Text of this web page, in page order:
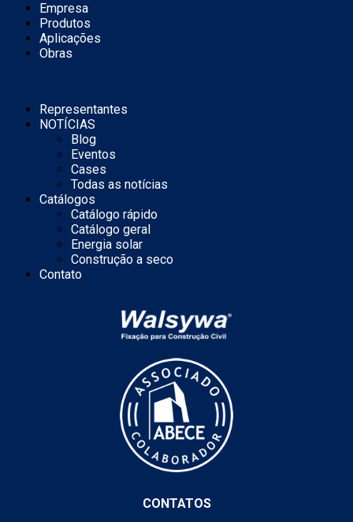
Empresa
Produtos
Aplicações
Obras
Representantes
NOTÍCIAS
Blog
Eventos
Cases
Todas as notícias
Catálogos
Catálogo rápido
Catálogo geral
Energia solar
Construção a seco
Contato
CONTATOS